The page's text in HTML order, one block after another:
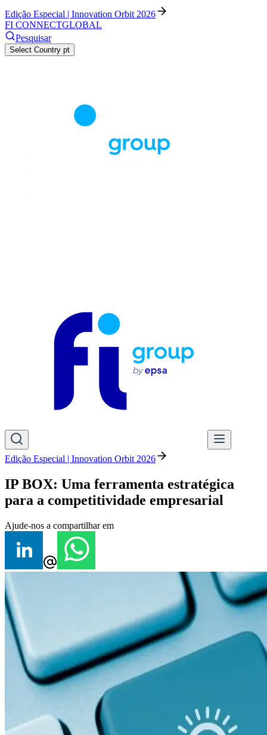
Edição Especial | Innovation Orbit 2026
FI CONNECTGLOBAL
Pesquisar
Select Country pt
Edição Especial | Innovation Orbit 2026
IP BOX: Uma ferramenta estratégica
para a competitividade empresarial
Ajude-nos a compartilhar em